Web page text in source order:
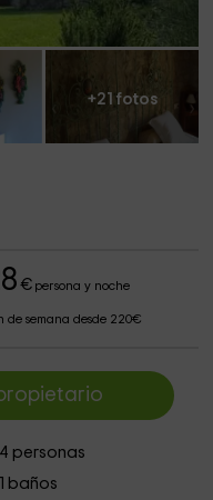
+21 fotos
€persona y noche
de semana desde 220€
4 personas
baños